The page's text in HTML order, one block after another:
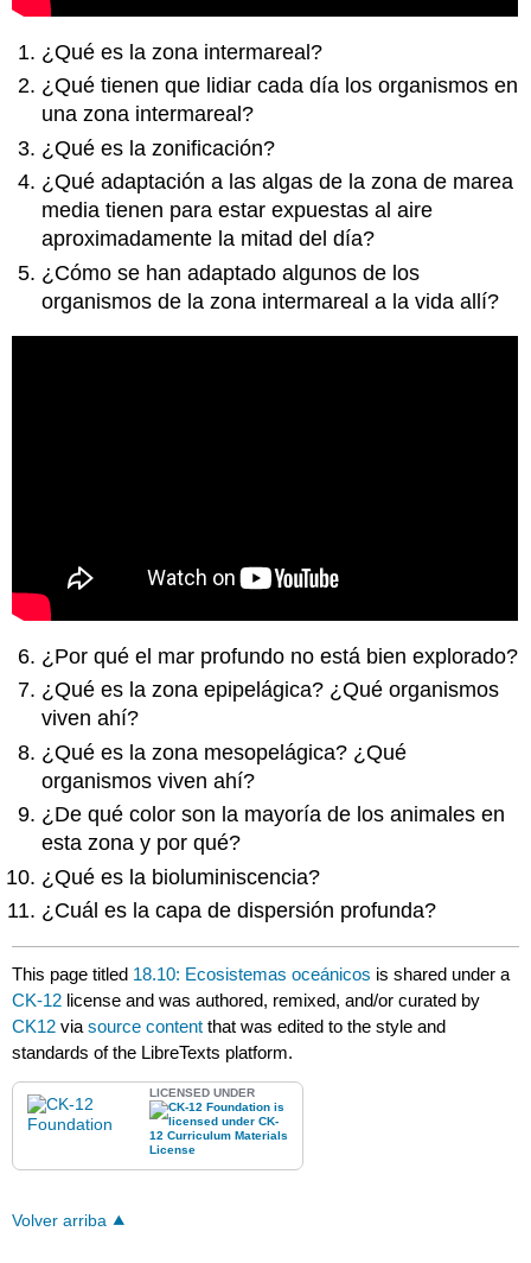
¿Qué es la zona intermareal?
¿Qué tienen que lidiar cada día los organismos en
una zona intermareal?
¿Qué es la zonificación?
¿Qué adaptación a las algas de la zona de marea
media tienen para estar expuestas al aire
aproximadamente la mitad del día?
¿Cómo se han adaptado algunos de los
organismos de la zona intermareal a la vida allí?
¿Por qué el mar profundo no está bien explorado?
¿Qué es la zona epipelágica? ¿Qué organismos
viven ahí?
¿Qué es la zona mesopelágica? ¿Qué
organismos viven ahí?
¿De qué color son la mayoría de los animales en
esta zona y por qué?
¿Qué es la bioluminiscencia?
¿Cuál es la capa de dispersión profunda?
This page titled 18.10: Ecosistemas oceánicos is shared under a
CK-12 license and was authored, remixed, and/or curated by
CK12 viasource content that was edited to the style and
standards of the LibreTexts platform.
LICENSED UNDER
Volver arriba